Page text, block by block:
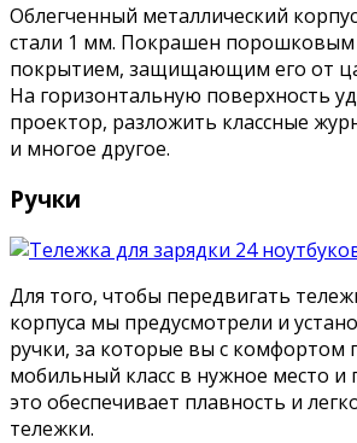
Облегченный металлический
стали 1 мм. Покрашен порошковым
покрытием, защищающим его от
На горизонтальную поверхность
проектор, разложить классные
и многое другое.
Ручки
Для того, чтобы передвигать
корпуса мы предусмотрели и
ручки, за которые вы с комфортом
мобильный класс в нужное место
это обеспечивает плавность и
тележки.